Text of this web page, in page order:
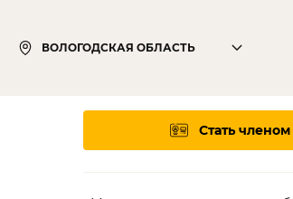
ВОЛОГОДСКАЯ ОБЛАСТЬ
Стать